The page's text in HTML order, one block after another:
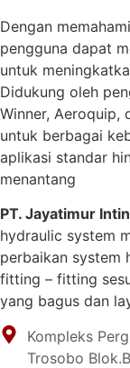
Dengan
pengguna dapat
untuk
Didukung oleh
Winner, Aeroquip,
untuk berbagai
aplikasi standar
menantang
PT. Jayatimur
hydraulic system
perbaikan system
fitting – fitting
yang bagus dan
Kompleks
Trosobo